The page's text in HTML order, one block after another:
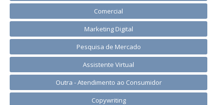
Comercial
Marketing Digital
Pesquisa de Mercado
Assistente Virtual
Outra - Atendimento ao Consumidor
Copywriting